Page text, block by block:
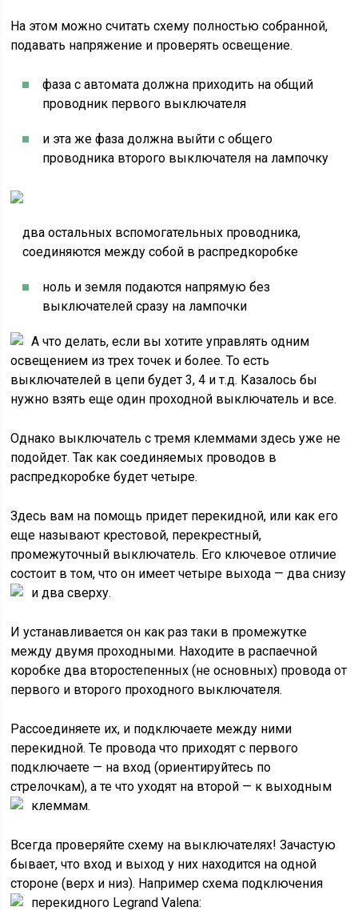
На этом можно считать схему полностью собранной,
подавать напряжение и проверять освещение.
фаза с автомата должна приходить на общий
проводник первого выключателя
и эта же фаза должна выйти с общего
проводника второго выключателя на лампочку
два остальных вспомогательных проводника,
соединяются между собой в распредкоробке
ноль и земля подаются напрямую без
выключателей сразу на лампочки
А что делать, если вы хотите управлять одним
освещением из трех точек и более. То есть
выключателей в цепи будет 3, 4 и т.д. Казалось бы
нужно взять еще один проходной выключатель и все.
Однако выключатель с тремя клеммами здесь уже не
подойдет. Так как соединяемых проводов в
распредкоробке будет четыре.
Здесь вам на помощь придет перекидной, или как его
еще называют крестовой, перекрестный,
промежуточный выключатель. Его ключевое отличие
состоит в том, что он имеет четыре выхода — два снизу
и два сверху.
И устанавливается он как раз таки в промежутке
между двумя проходными. Находите в распаечной
коробке два второстепенных (не основных) провода от
первого и второго проходного выключателя.
Рассоединяете их, и подключаете между ними
перекидной. Те провода что приходят с первого
подключаете — на вход (ориентируйтесь по
стрелочкам), а те что уходят на второй — к выходным
клеммам.
Всегда проверяйте схему на выключателях! Зачастую
бывает, что вход и выход у них находится на одной
стороне (верх и низ). Например схема подключения
перекидного Legrand Valena: